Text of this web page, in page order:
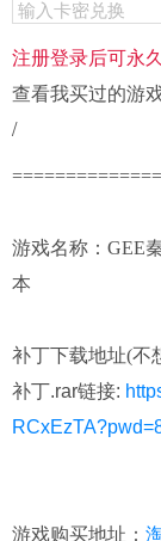
注册登录后可永
查看我买过的游
/
游戏名称：GEE
本
补丁下载地址(不
补丁.rar链接:
游戏购买地址：